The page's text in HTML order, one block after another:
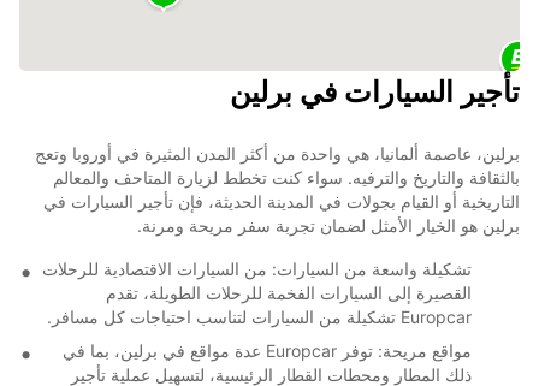
تأجير السيارات في برلين
برلين، عاصمة ألمانيا، هي واحدة من أكثر المدن المثيرة في أوروبا وتعج
بالثقافة والتاريخ والترفيه. سواء كنت تخطط لزيارة المتاحف والمعالم
التاريخية أو القيام بجولات في المدينة الحديثة، فإن تأجير السيارات في
برلين هو الخيار الأمثل لضمان تجربة سفر مريحة ومرنة.
تشكيلة واسعة من السيارات: من السيارات الاقتصادية للرحلات
القصيرة إلى السيارات الفخمة للرحلات الطويلة، تقدم
Europcar تشكيلة من السيارات لتناسب احتياجات كل مسافر.
مواقع مريحة: توفر Europcar عدة مواقع في برلين، بما في
ذلك المطار ومحطات القطار الرئيسية، لتسهيل عملية تأجير